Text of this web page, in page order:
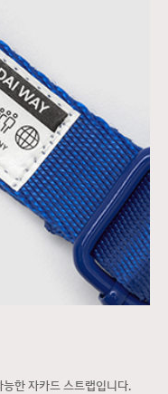
한 자카드 스트랩입니다.